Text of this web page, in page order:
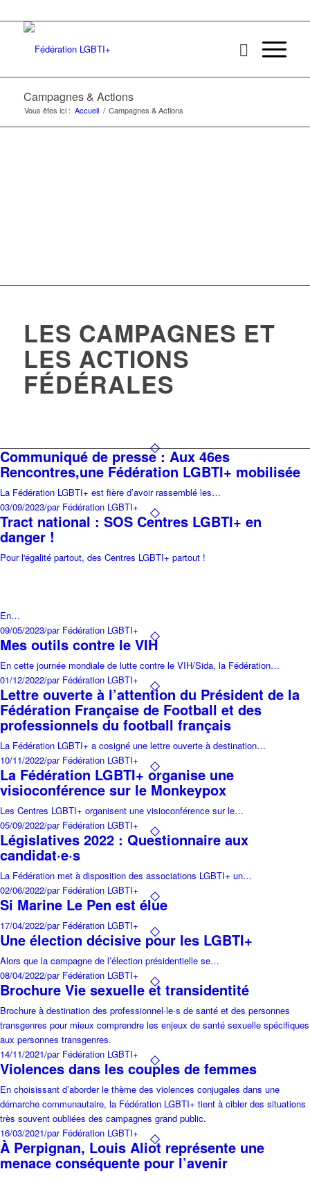
Campagnes & Actions
Vous êtes ici : Accueil / Campagnes & Actions
LES CAMPAGNES ET
LES ACTIONS
FÉDÉRALES
Communiqué de presse : Aux 46es
Rencontres,une Fédération LGBTI+ mobilisée
La Fédération LGBTI+ est fière d’avoir rassemblé les…
03/09/2023/par Fédération LGBTI+
Tract national : SOS Centres LGBTI+ en
danger !
Pour l'égalité partout, des Centres LGBTI+ partout !
En…
09/05/2023/par Fédération LGBTI+
Mes outils contre le VIH
En cette journée mondiale de lutte contre le VIH/Sida, la Fédération…
01/12/2022/par Fédération LGBTI+
Lettre ouverte à l’attention du Président de la
Fédération Française de Football et des
professionnels du football français
La Fédération LGBTI+ a cosigné une lettre ouverte à destination…
10/11/2022/par Fédération LGBTI+
La Fédération LGBTI+ organise une
visioconférence sur le Monkeypox
Les Centres LGBTI+ organisent une visioconférence sur le…
05/09/2022/par Fédération LGBTI+
Législatives 2022 : Questionnaire aux
candidat·e·s
La Fédération met à disposition des associations LGBTI+ un…
02/06/2022/par Fédération LGBTI+
Si Marine Le Pen est élue
17/04/2022/par Fédération LGBTI+
Une élection décisive pour les LGBTI+
Alors que la campagne de l’élection présidentielle se…
08/04/2022/par Fédération LGBTI+
Brochure Vie sexuelle et transidentité
Brochure à destination des professionnel·le·s de santé et des personnes
transgenres pour mieux comprendre les enjeux de santé sexuelle spécifiques
aux personnes transgenres.
14/11/2021/par Fédération LGBTI+
Violences dans les couples de femmes
En choisissant d’aborder le thème des violences conjugales dans une
démarche communautaire, la Fédération LGBTI+ tient à cibler des situations
très souvent oubliées des campagnes grand public.
16/03/2021/par Fédération LGBTI+
À Perpignan, Louis Aliot représente une
menace conséquente pour l’avenir